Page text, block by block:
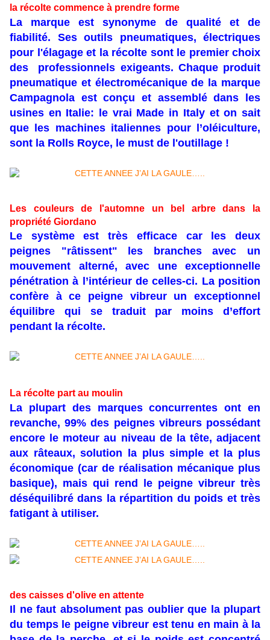
la récolte commence à prendre forme
La marque est synonyme de qualité et de
fiabilité. Ses outils pneumatiques, électriques
pour l'élagage et la récolte sont le premier choix
des professionnels exigeants. Chaque produit
pneumatique et électromécanique de la marque
Campagnola est conçu et assemblé dans les
usines en Italie: le vrai Made in Italy et on sait
que les machines italiennes pour l’oléiculture,
sont la Rolls Royce, le must de l'outillage !
Les couleurs de l'automne un bel arbre dans la
propriété Giordano
Le système est très efficace car les deux
peignes "râtissent" les branches avec un
mouvement alterné, avec une exceptionnelle
pénétration à l’intérieur de celles-ci. La position
confère à ce peigne vibreur un exceptionnel
équilibre qui se traduit par moins d’effort
pendant la récolte.
La récolte part au moulin
La plupart des marques concurrentes ont en
revanche, 99% des peignes vibreurs possédant
encore le moteur au niveau de la tête, adjacent
aux râteaux, solution la plus simple et la plus
économique (car de réalisation mécanique plus
basique), mais qui rend le peigne vibreur très
déséquilibré dans la répartition du poids et très
fatigant à utiliser.
des caisses d'olive en attente
Il ne faut absolument pas oublier que la plupart
du temps le peigne vibreur est tenu en main à la